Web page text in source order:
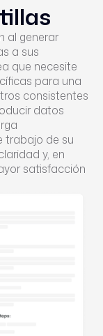
al generar
a sus
que necesite
para una
consistentes
datos
trabajo de su
y, en
satisfacción